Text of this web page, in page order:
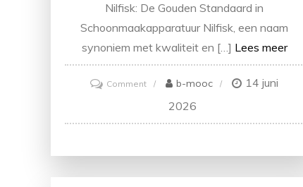
Nilfisk: De Gouden Standaard in
Schoonmaakapparatuur Nilfisk, een naam
synoniem met kwaliteit en […] Lees meer
Commenton
Nilfisk-
shop.nl:
b-mooc
14 juni
2026